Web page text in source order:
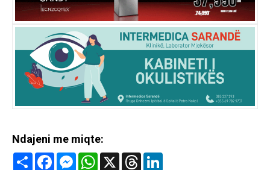
Ndajeni me miqte:
Share FacebookMessenger
WhatsApp
X Threads